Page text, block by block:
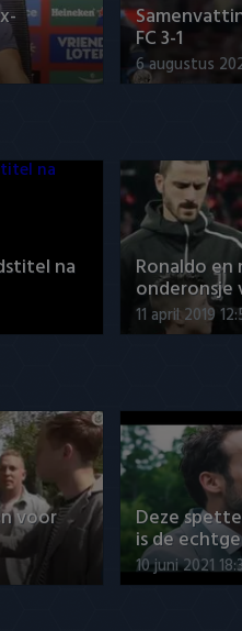
FC 3-1
6 augustus
na Ronaldo
onderonsje
11 april 2019
voor Deze
is de
10 juni 2021